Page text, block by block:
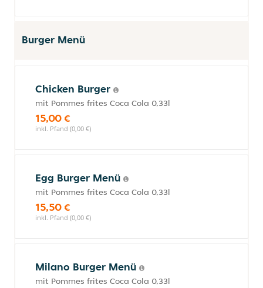
Burger Menü
Chicken Burger
mit Pommes frites Coca Cola 0,33l
15,00 €
inkl. Pfand (0,00 €)
Egg Burger Menü
mit Pommes frites Coca Cola 0,33l
15,50 €
inkl. Pfand (0,00 €)
Milano Burger Menü
mit Pommes frites Coca Cola 0,33l